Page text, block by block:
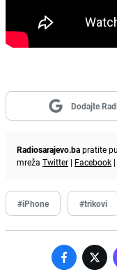
Dodajte
Radiosarajevo.bapratite
mreža Twitter | Facebook |
#iPhone #trikovi